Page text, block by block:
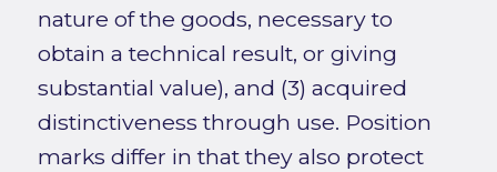
nature of the goods, necessary to
obtain a technical result, or giving
substantial value), and (3) acquired
distinctiveness through use. Position
marks differ in that they also protect